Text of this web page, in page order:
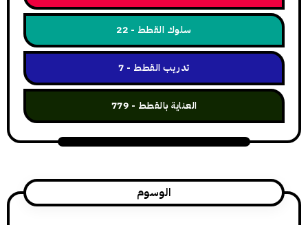
سلوك القطط 22
تدريب القطط 7
العناية بالقطط 779
الوسوم